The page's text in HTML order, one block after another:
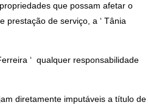
que possam afetar o
prestação de serviço, a ‘ Tânia
‘ qualquer responsabilidade
diretamente imputáveis a título de